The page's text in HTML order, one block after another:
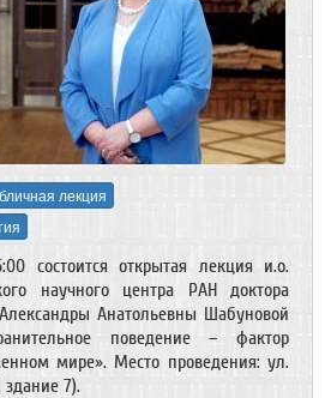
лекция
состоится открытая лекция и.о.
научного центра РАН доктора
Анатольевны Шабуновой
поведение – фактор
мире». Место проведения: ул.
здание 7).